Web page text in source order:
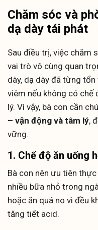
Chăm sóc và
dạ dày tái phát
Sau điều trị, việc chăm
vai trò vô cùng quan
dày, dạ dày đã từng
viêm nếu không có chế
lý. Vì vậy, bà con cần
– vận động và tâm lý,
vững.
1. Chế độ ăn uống
Bà con nên ưu tiên
nhiều bữa nhỏ trong
hoặc ăn quá no vì đều
tăng tiết acid.